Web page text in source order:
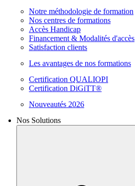
Notre méthodologie de formation
Nos centres de formations
Accès Handicap
Financement & Modalités d'accès
Satisfaction clients
Les avantages de nos formations
Certification QUALIOPI
Certification DiGiTT®
Nouveautés 2026
Nos Solutions